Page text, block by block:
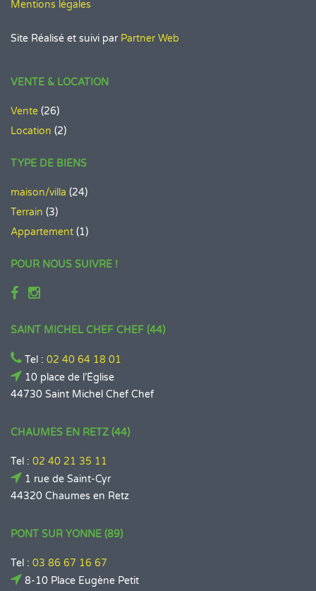
Mentions légales
Site Réalisé et suivi par Partner Web
VENTE & LOCATION
Vente (26)
Location (2)
TYPE DE BIENS
maison/villa (24)
Terrain (3)
Appartement (1)
POUR NOUS SUIVRE !
SAINT MICHEL CHEF CHEF (44)
Tel : 02 40 64 18 01
10 place de l’Église
44730 Saint Michel Chef Chef
CHAUMES EN RETZ (44)
Tel : 02 40 21 35 11
1 rue de Saint-Cyr
44320 Chaumes en Retz
PONT SUR YONNE (89)
Tel : 03 86 67 16 67
8-10 Place Eugène Petit